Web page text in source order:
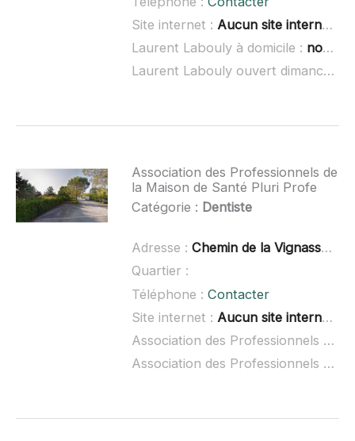
Site internet : Aucun site internet connu
Laurent Labouly à domicile : non renseigné
Laurent Labouly ouvert dimanche :
Association des Professionnels de
la Maison de Santé Pluri Profe
Catégorie : Dentiste
Adresse : Chemin de la Vignasse, 46230 Lalbenque
Quartier :
Téléphone : Contacter
Site internet : Aucun site internet connu
Association des Professionnels de la Maison de Santé Pluri Profe à domicile :
Association des Professionnels de la Maison de Santé Pluri Profe ouvert dimanche :